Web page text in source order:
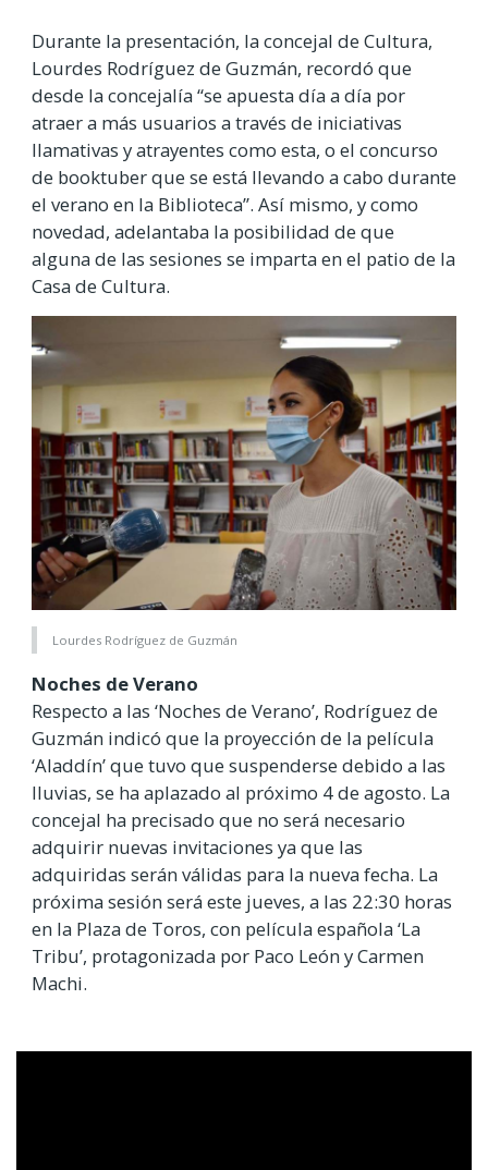
Durante la presentación, la concejal de Cultura,
Lourdes Rodríguez de Guzmán, recordó que
desde la concejalía “se apuesta día a día por
atraer a más usuarios a través de iniciativas
llamativas y atrayentes como esta, o el concurso
de booktuber que se está llevando a cabo durante
el verano en la Biblioteca”. Así mismo, y como
novedad, adelantaba la posibilidad de que
alguna de las sesiones se imparta en el patio de la
Casa de Cultura.
Lourdes Rodríguez de Guzmán
Noches de Verano
Respecto a las ‘Noches de Verano’, Rodríguez de
Guzmán indicó que la proyección de la película
‘Aladdín’ que tuvo que suspenderse debido a las
lluvias, se ha aplazado al próximo 4 de agosto. La
concejal ha precisado que no será necesario
adquirir nuevas invitaciones ya que las
adquiridas serán válidas para la nueva fecha. La
próxima sesión será este jueves, a las 22:30 horas
en la Plaza de Toros, con película española ‘La
Tribu’, protagonizada por Paco León y Carmen
Machi.